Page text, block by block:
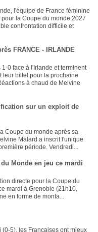
l'équipe de France féminine
la Coupe du monde 2027
confrontation difficile et
FRANCE - IRLANDE
0 face à l'Irlande et terminent
leur billet pour la prochaine
à chaud de Melvine
sur un exploit de
Coupe du monde après sa
Malard a inscrit l'unique
période. Vendredi...
Monde en jeu ce mardi
directe pour la Coupe du
mardi à Grenoble (21h10,
en forme de monta...
5), les Françaises ont mieux